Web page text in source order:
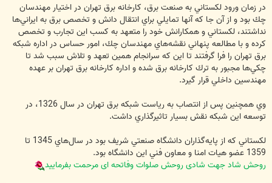
در زمان ورود لكستاني به صنعت برق، كارخانه برق تهران در اختيار مهندسان
چك بود و از آن جا كه آنها تمايلي براي انتقال دانش و تخصص برق به ايراني‌ها
نداشتند، لكستاني و همكارانش خود را متعهد به كسب اين تجارب و تخصص
كرده و با مطالعه پنهاني نقشه‌هاي مهندسان چك، امور حساس در اداره شبكه
برق تهران را فرا گرفتند تا اين كه سرانجام همين تعهد و تلاش سبب شد تا
چكي‌ها مجبور به ترك كارخانه برق شده و اداره كارخانه برق تهران بر عهده
مهندسين داخلي قرار گيرد.
وي همچنين پس از انتصاب به رياست شبكه برق تهران در سال 1326، در
توسعه اين شبكه نقش بسيار تاثيرگذاري داشت.
لكستاني كه از پايه‌گذاران دانشگاه صنعتي شريف بود در سال‌هاي 1345 تا
1359 عضو هيات امنا و معاون فني اين دانشگاه بود.
روحش شاد جهت شادی روحش صلوات وفاتحه ای مرحمت بفرمایید